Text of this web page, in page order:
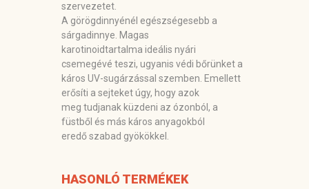
szervezetet.
A görögdinnyénél egészségesebb a
sárgadinnye. Magas
karotinoidtartalma ideális nyári
csemegévé teszi, ugyanis védi bőrünket a
káros UV-sugárzással szemben. Emellett
erősíti a sejteket úgy, hogy azok
meg tudjanak küzdeni az ózonból, a
füstből és más káros anyagokból
eredő szabad gyökökkel.
HASONLÓ TERMÉKEK